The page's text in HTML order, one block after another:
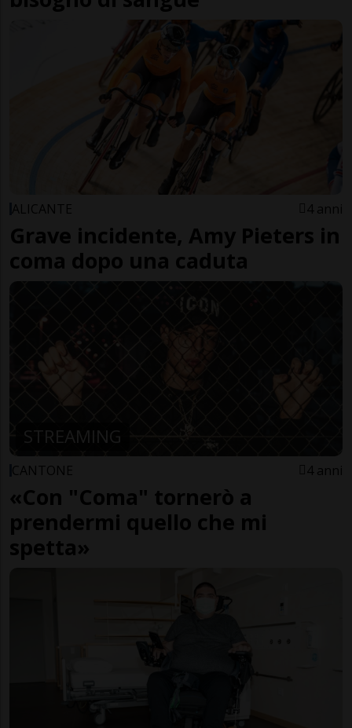
ALICANTE 4 anni
Grave incidente, Amy Pieters in
coma dopo una caduta
STREAMING
CANTONE 4 anni
«Con "Coma" tornerò a
prendermi quello che mi
spetta»